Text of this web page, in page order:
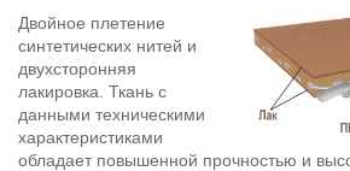
Двойное плетение
синтетических нитей и
двухсторонняя
лакировка. Ткань с
данными техническими
характеристиками
обладает повышенной прочностью и